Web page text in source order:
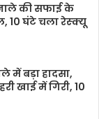
की सफाई के
10 घंटे चला रेस्क्यू
में बड़ा हादसा,
खाई में गिरी, 10